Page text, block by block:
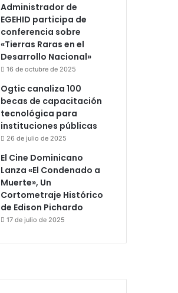
Administrador de
EGEHID participa de
conferencia sobre
«Tierras Raras en el
Desarrollo Nacional»
16 de octubre de 2025
Ogtic canaliza 100
becas de capacitación
tecnológica para
instituciones públicas
26 de julio de 2025
El Cine Dominicano
Lanza «El Condenado a
Muerte», Un
Cortometraje Histórico
de Edison Pichardo
17 de julio de 2025